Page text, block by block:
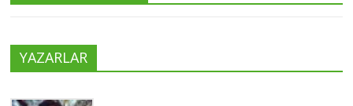
YAZARLAR